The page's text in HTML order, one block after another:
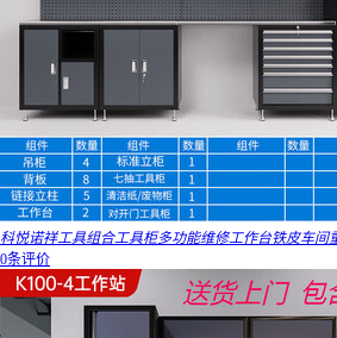
科悦诺祥工具组合工具柜多功能维修工作台铁皮车间
0条评价